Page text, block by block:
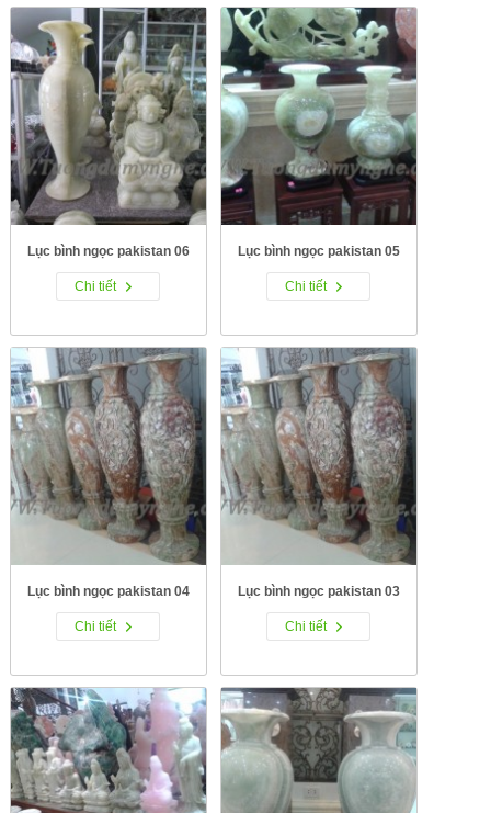
Lục bình ngọc pakistan 06
Chi tiết
Lục bình ngọc pakistan 05
Chi tiết
Lục bình ngọc pakistan 04
Chi tiết
Lục bình ngọc pakistan 03
Chi tiết